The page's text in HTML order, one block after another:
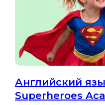
Английский
Superheroes